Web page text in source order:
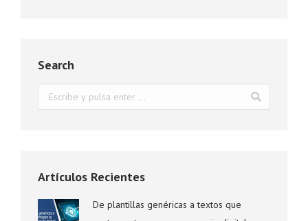
Search
Buscar:
Artículos Recientes
De plantillas genéricas a textos que